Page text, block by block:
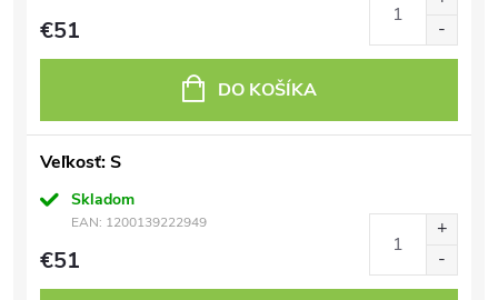
€51
DO KOŠÍKA
Veľkosť: S
Skladom
EAN: 1200139222949
€51